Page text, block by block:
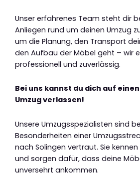
Unser erfahrenes Team steht dir
Anliegen rund um deinen Umzug
um die Planung, den Transport
den Aufbau der Möbel geht – wir
professionell und zuverlässig.
Bei uns kannst du dich auf
Umzug verlassen!
Unsere Umzugsspezialisten sind
Besonderheiten einer
nach Solingen vertraut. Sie
und sorgen dafür, dass deine
unversehrt ankommen.